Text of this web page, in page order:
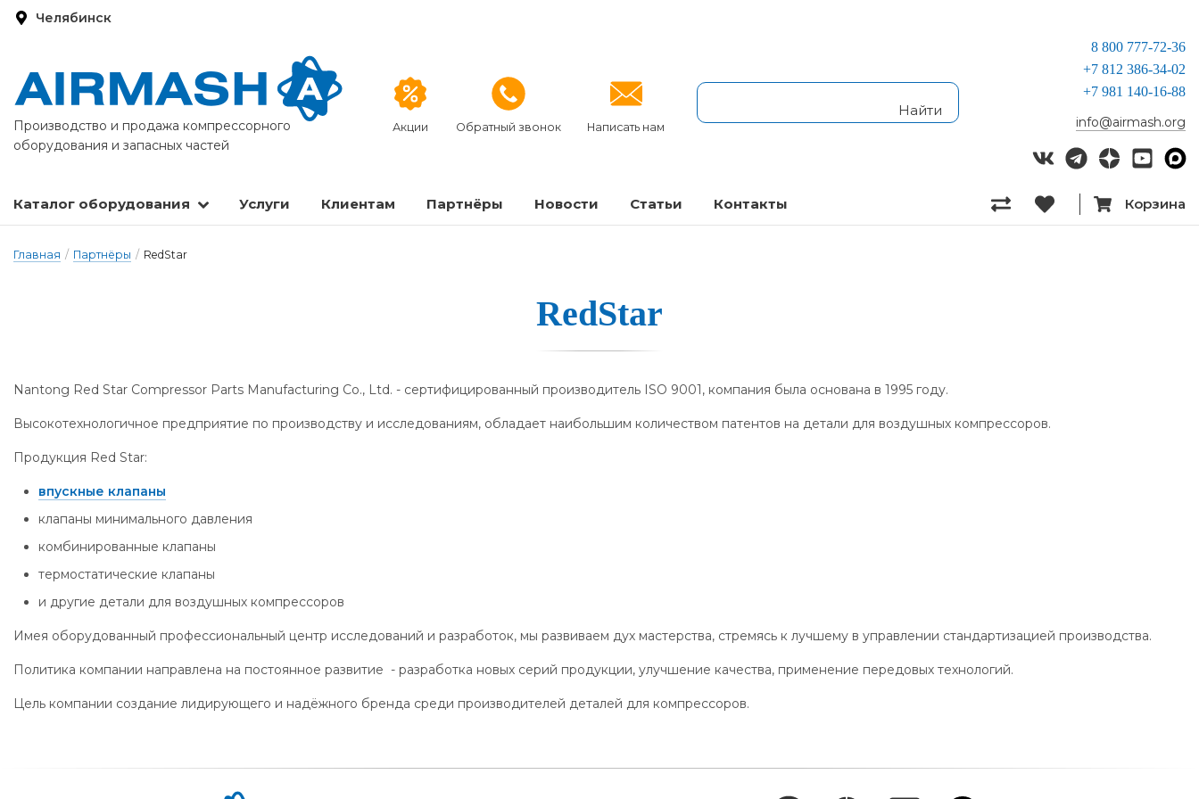
Челябинск
Производство и продажа компрессорного
оборудования и запасных частей
Акции Обратный звонок Написать нам
8 800 777-72-36
+7 812 386-34-02
+7 981 140-16-88
info@airmash.org
Каталог оборудования Услуги Клиентам Партнёры Новости Статьи Контакты Корзина
Главная / Партнёры / RedStar
RedStar
Nantong Red Star Compressor Parts Manufacturing Co., Ltd. - сертифицированный производитель ISO 9001, компания была основана в 1995 году.
Высокотехнологичное предприятие по производству и исследованиям, обладает наибольшим количеством патентов на детали для воздушных компрессоров.
Продукция Red Star:
впускные клапаны
клапаны минимального давления
комбинированные клапаны
термостатические клапаны
и другие детали для воздушных компрессоров
Имея оборудованный профессиональный центр исследований и разработок, мы развиваем дух мастерства, стремясь к лучшему в управлении стандартизацией производства.
Политика компании направлена на постоянное развитие - разработка новых серий продукции, улучшение качества, применение передовых технологий.
Цель компании создание лидирующего и надёжного бренда среди производителей деталей для компрессоров.